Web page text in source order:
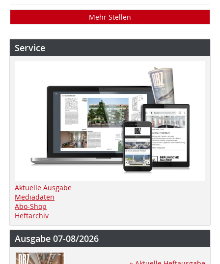
Mehr Stellen
Service
Aktuelle Ausgabe
Mediadaten
Abo-Shop
Heftarchiv
Ausgabe 07-08/2026